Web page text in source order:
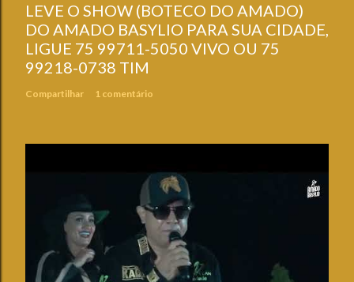
LEVE O SHOW (BOTECO DO AMADO)
DO AMADO BASYLIO PARA SUA CIDADE,
LIGUE 75 99711-5050 VIVO OU 75
99218-0738 TIM
Compartilhar 1 comentário